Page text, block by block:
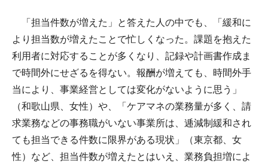
「担当件数が増えた」と答えた人の中でも、「緩和に
より担当数が増えたことで忙しくなった。課題を抱えた
利用者に対応することが多くなり、記録や計画書作成ま
で時間外にせざるを得ない。報酬が増えても、時間外手
当により、事業経営としては変化がないように思う」
（和歌山県、女性）や、「ケアマネの業務量が多く、請
求業務などの事務職がいない事業所は、逓減制緩和され
ても担当できる件数に限界がある現状」（東京都、女
性）など、担当件数が増えたとはいえ、業務負担増によ